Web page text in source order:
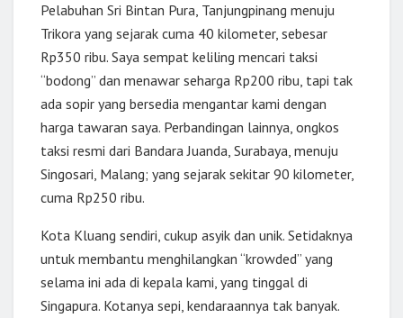
Pelabuhan Sri Bintan Pura, Tanjungpinang menuju
Trikora yang sejarak cuma 40 kilometer, sebesar
Rp350 ribu. Saya sempat keliling mencari taksi
“bodong” dan menawar seharga Rp200 ribu, tapi tak
ada sopir yang bersedia mengantar kami dengan
harga tawaran saya. Perbandingan lainnya, ongkos
taksi resmi dari Bandara Juanda, Surabaya, menuju
Singosari, Malang; yang sejarak sekitar 90 kilometer,
cuma Rp250 ribu.
Kota Kluang sendiri, cukup asyik dan unik. Setidaknya
untuk membantu menghilangkan “krowded” yang
selama ini ada di kepala kami, yang tinggal di
Singapura. Kotanya sepi, kendaraannya tak banyak.